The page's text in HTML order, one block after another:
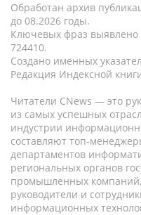
Обработан архив
до 08.2026 годы.
Ключевых фраз выявлено
724410.
Создано именных
Редакция Индексной
Читатели CNews — это
из самых успешных
индустрии
составляют топ-
департаментов
региональных органов
промышленных
руководители и
информационных